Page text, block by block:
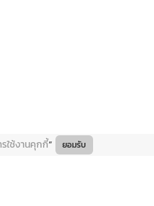
ใช้งานคุกกี้” ยอมรับ